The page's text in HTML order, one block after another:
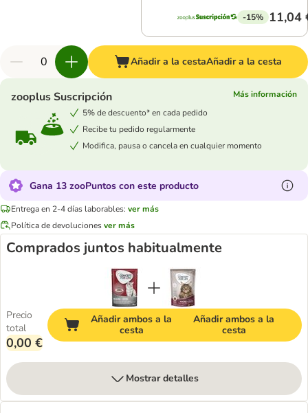
-15% 11,04
Añadir a la cestaAñadir a la cesta
zooplus Suscripción
Más información
5% de descuento* en cada pedido
Recibe tu pedido regularmente
Modifica, pausa o cancela en cualquier momento
Gana 13 zooPuntos con este producto
Entrega en 2-4 días laborables: ver más
Política de devolucionesver más
Comprados juntos habitualmente
Precio
total
0,00 €
Añadir ambos a la
cesta
Añadir ambos a la
cesta
Mostrar detalles